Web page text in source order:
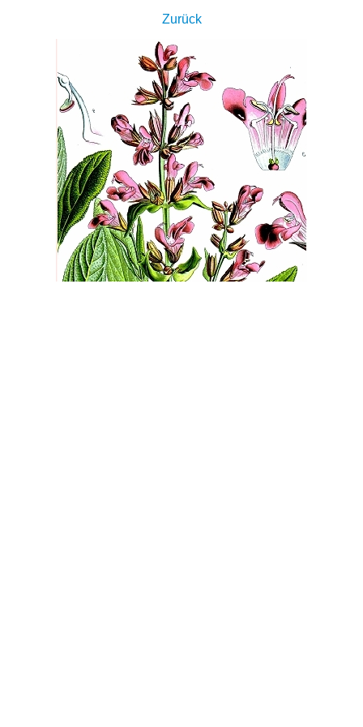
Zurück